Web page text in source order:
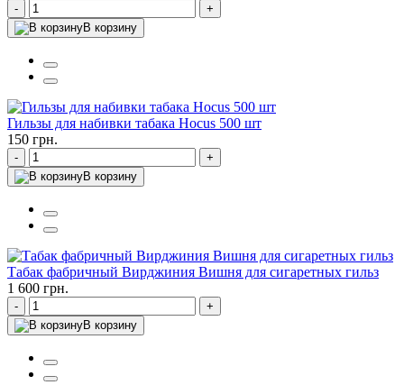
-
+
В корзину
Гильзы для набивки табака Hocus 500 шт
150 грн.
-
+
В корзину
Табак фабричный Вирджиния Вишня для сигаретных гильз
1 600 грн.
-
+
В корзину